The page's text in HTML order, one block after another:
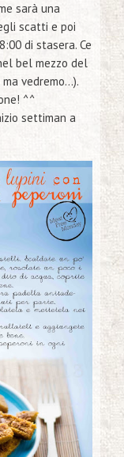
sarà una
scatti e poi
di stasera. Ce
bel mezzo del
vedremo…).
^^
settiman a